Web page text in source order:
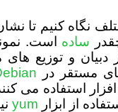
نگاه کنیم تا
ساده است.
دبیان و توزیع های
مستقر در
استفاده می
از ابزار yum